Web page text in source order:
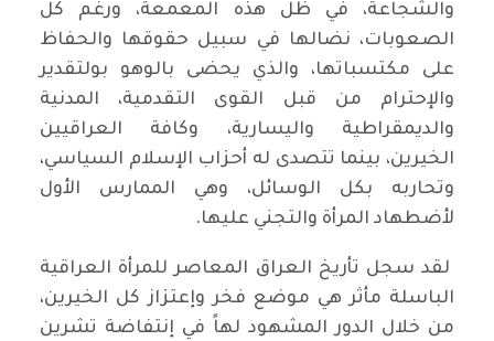
والشجاعة، في ظل هذه المعمعة، ورغم كل
الصعوبات، نضالها في سبيل حقوقها والحفاظ
على مكتسباتها، والذي يحضى بالوهو بولتقدير
والإحترام من قبل القوى التقدمية، المدنية
والديمقراطية واليسارية، وكافة العراقيين
الخيرين، بينما تتصدى له أحزاب الإسلام السياسي،
وتحاربه بكل الوسائل، وهي الممارس الأول
لأضطهاد المرأة والتجني عليها.
لقد سجل تأريخ العراق المعاصر للمرأة العراقية
الباسلة مأثر هي موضع فخر وإعتزاز كل الخيرين،
من خلال الدور المشهود لهاً في إنتفاضة تشرين